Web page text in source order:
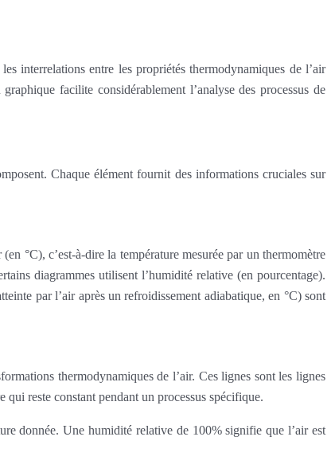
interrelations entre les propriétés thermodynamiques de l’air
facilite considérablement l’analyse des processus de
Chaque élément fournit des informations cruciales sur
°C), c’est-à-dire la température mesurée par un thermomètre
diagrammes utilisent l’humidité relative (en pourcentage).
par l’air après un refroidissement adiabatique, en °C) sont
thermodynamiques de l’air. Ces lignes sont les lignes
qui reste constant pendant un processus spécifique.
donnée. Une humidité relative de 100% signifie que l’air est